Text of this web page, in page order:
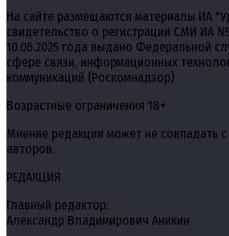
На сайте размещаются материалы ИА
свидетельство о регистрации СМИ ИА
10.06.2025 года выдано Федеральной
сфере связи, информационных
коммуникаций (Роскомнадзор)
Возрастные ограничения 18+
Мнение редакции может не совпадать с
авторов.
РЕДАКЦИЯ
Главный редактор:
Александр Владимирович Аникин